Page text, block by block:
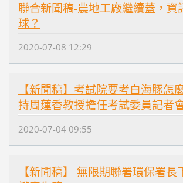
聯合新聞稿-農地工廠繼續蓋，資
球？
2020-07-08 12:29
【新聞稿】考試院要考白海豚怎
持周蓮香教授擔任考試委員記者
2020-07-04 09:55
【新聞稿】 無限期聯署環保署長